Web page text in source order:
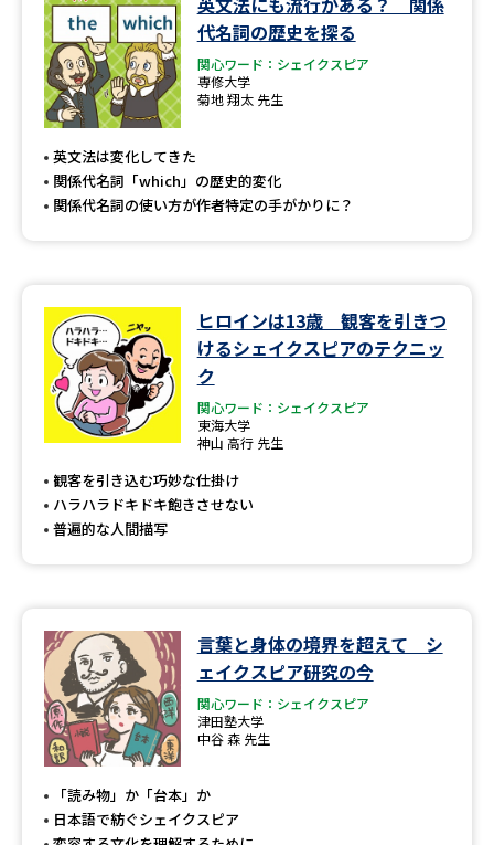
大学・短大以外の資料から請求
専門学校の資料請求 大学院の資料請求
留学・進学関連、塾・予備校
大学入学共通テスト「受験上の
高等学校卒業程度認定試験
高等学校（情報）教員資格認定
大学研究
大学で学べる内容や特徴を調べる
データサイエンス特集
デジタルパンフレット
新学年スタート号特集ページ
（高3生用）
新学年スタート号特集ページ
SELFBRAND特集ページ
代名詞の歴史を探る
関心ワード：シェイクスピア
専修大学
菊地 翔太 先生
英文法は変化してきた
関係代名詞「which」の歴史的変化
関係代名詞の使い方が作者特定の手がかりに？
ヒロインは13歳 観客を引きつ
けるシェイクスピアのテクニッ
ク
関心ワード：シェイクスピア
東海大学
神山 高行 先生
観客を引き込む巧妙な仕掛け
ハラハラドキドキ飽きさせない
普遍的な人間描写
言葉と身体の境界を超えて シ
ェイクスピア研究の今
関心ワード：シェイクスピア
津田塾大学
中谷 森 先生
「読み物」か「台本」か
日本語で紡ぐシェイクスピア